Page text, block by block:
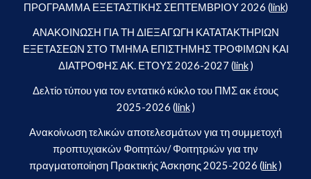
ΠΡΟΓΡΑΜΜΑ ΕΞΕΤΑΣΤΙΚΗΣ ΣΕΠΤΕΜΒΡΙΟΥ 2026 (link)
ΑΝΑΚΟΙΝΩΣΗ ΓΙΑ ΤΗ ΔΙΕΞΑΓΩΓΗ ΚΑΤΑΤΑΚΤΗΡΙΩΝ
ΕΞΕΤΑΣΕΩΝ ΣΤΟ ΤΜΗΜΑ ΕΠΙΣΤΗΜΗΣ ΤΡΟΦΙΜΩΝ ΚΑΙ
ΔΙΑΤΡΟΦΗΣ ΑΚ. ΕΤΟΥΣ 2026-2027 (link )
Δελτίο τύπου για τον εντατικό κύκλο του ΠΜΣ ακ έτους
2025-2026 (link )
Ανακοίνωση τελικών αποτελεσμάτων για τη συμμετοχή
προπτυχιακών Φοιτητών/ Φοιτητριών για την
πραγματοποίηση Πρακτικής Άσκησης 2025-2026 (link)